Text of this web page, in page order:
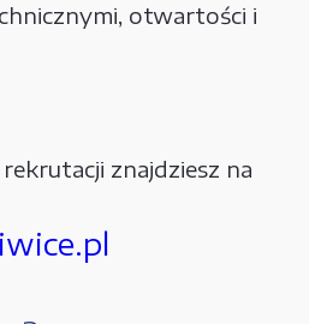
otwartości i
znajdziesz na